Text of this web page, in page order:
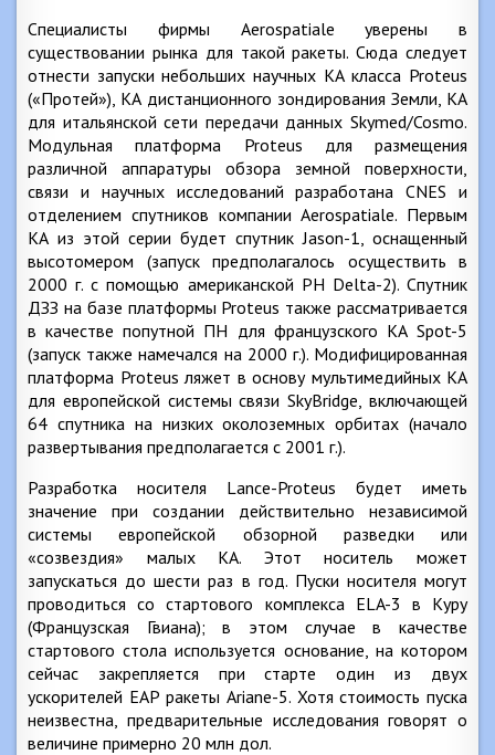
Специалисты фирмы Aerospatiale уверены в
существовании рынка для такой ракеты. Сюда следует
отнести запуски небольших научных КА класса Proteus
(«Протей»), КА дистанционного зондирования Земли, КА
для итальянской сети передачи данных Skymed/Cosmo.
Модульная платформа Proteus для размещения
различной аппаратуры обзора земной поверхности,
связи и научных исследований разработана CNES и
отделением спутников компании Aerospatiale. Первым
КА из этой серии будет спутник Jason-1, оснащенный
высотомером (запуск предполагалось осуществить в
2000 г. с помощью американской РН Delta-2). Спутник
ДЗЗ на базе платформы Proteus также рассматривается
в качестве попутной ПН для французского КА Spot-5
(запуск также намечался на 2000 г.). Модифицированная
платформа Proteus ляжет в основу мультимедийных КА
для европейской системы связи SkyBridge, включающей
64 спутника на низких околоземных орбитах (начало
развертывания предполагается с 2001 г.).
Разработка носителя Lance-Proteus будет иметь
значение при создании действительно независимой
системы европейской обзорной разведки или
«созвездия» малых КА. Этот носитель может
запускаться до шести раз в год. Пуски носителя могут
проводиться со стартового комплекса ELA-3 в Куру
(Французская Гвиана); в этом случае в качестве
стартового стола используется основание, на котором
сейчас закрепляется при старте один из двух
ускорителей ЕАР ракеты Ariane-5. Хотя стоимость пуска
неизвестна, предварительные исследования говорят о
величине примерно 20 млн дол.